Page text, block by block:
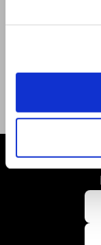
Instagram